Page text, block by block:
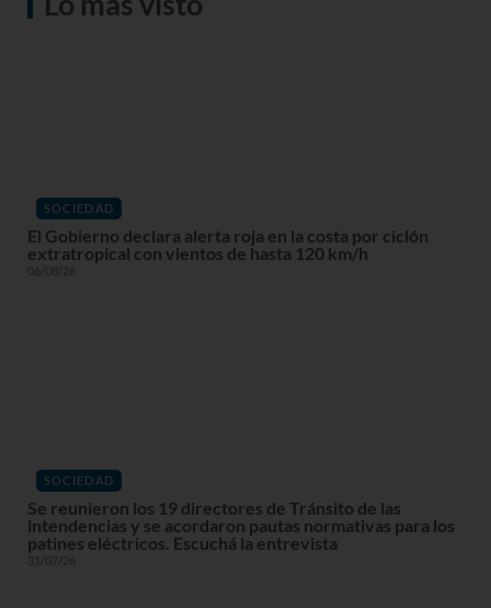
SOCIEDAD
El Gobierno declara alerta roja en la costa por ciclón
extratropical con vientos de hasta 120 km/h
06/08/26
SOCIEDAD
Se reunieron los 19 directores de Tránsito de las
intendencias y se acordaron pautas normativas para los
patines eléctricos. Escuchá la entrevista
31/07/26